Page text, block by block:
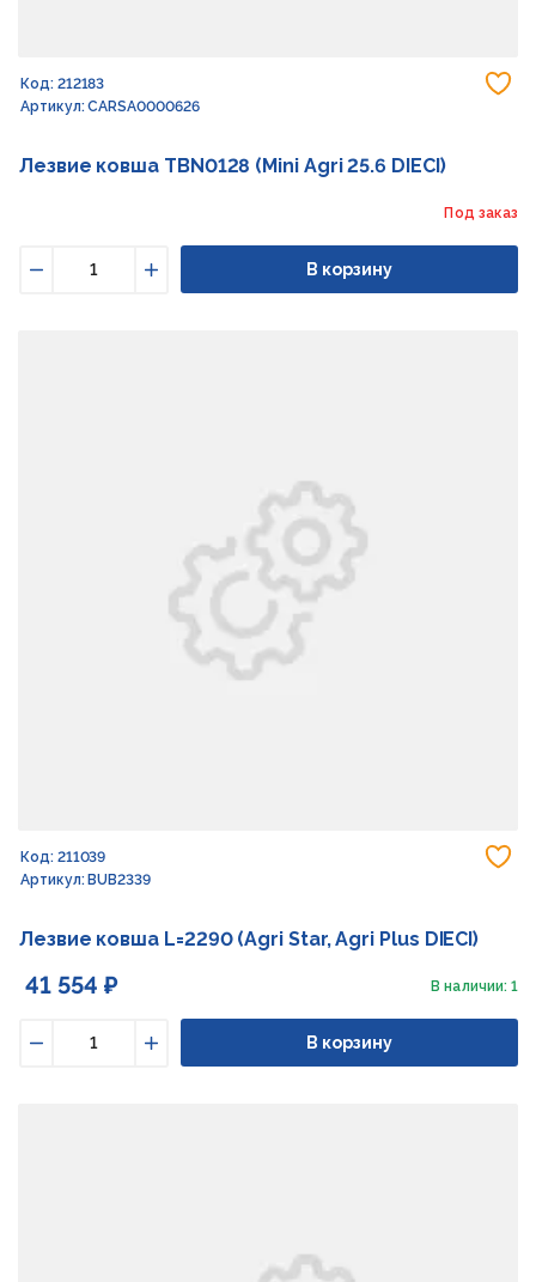
Код: 212183
Артикул: CARSA0000626
Лезвие ковша TBN0128 (Mini Agri 25.6 DIECI)
Под заказ
Увеличить
В корзину
Код: 211039
Артикул: BUB2339
Лезвие ковша L=2290 (Agri Star, Agri Plus DIECI)
41 554 ₽ В наличии: 1
Увеличить
В корзину